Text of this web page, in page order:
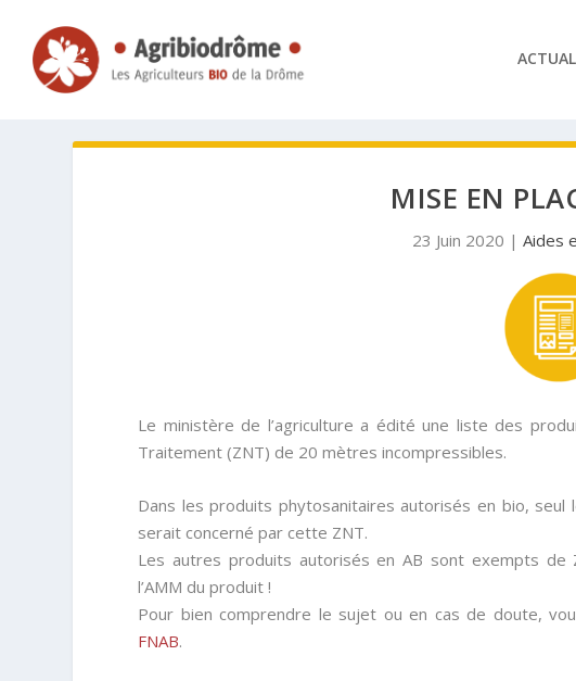
MISE EN
23 Juin 2020 |Aides
Le ministère de l’agriculture a édité une liste des
Traitement (ZNT) de 20 mètres incompressibles.
Dans les produits phytosanitaires autorisés en bio, seul
serait concerné par cette ZNT.
Les autres produits autorisés en AB sont exempts de
l’AMM du produit !
Pour bien comprendre le sujet ou en cas de doute,
FNAB.